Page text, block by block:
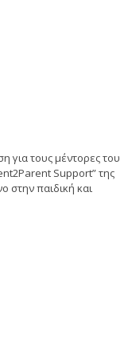
για τους μέντορες του
Support” της
στην παιδική και